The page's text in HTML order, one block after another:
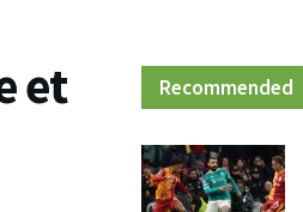
et
Recommended